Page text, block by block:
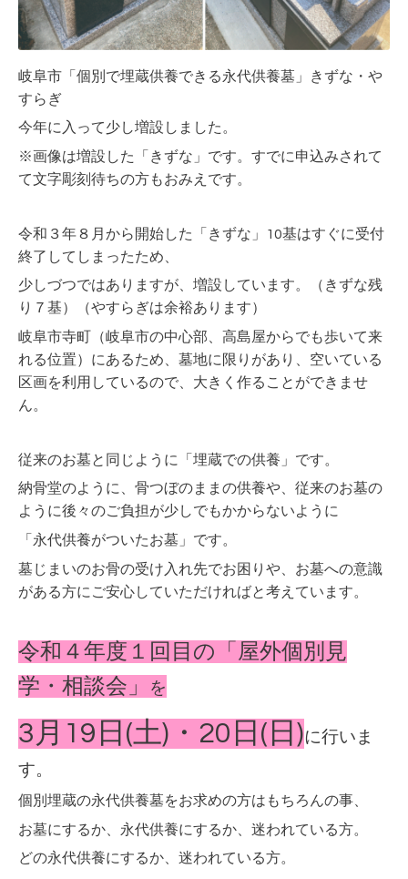
岐阜市「個別で埋蔵供養できる永代供養墓」きずな・や
すらぎ
今年に入って少し増設しました。
※画像は増設した「きずな」です。すでに申込みされて
て文字彫刻待ちの方もおみえです。
令和３年８月から開始した「きずな」10基はすぐに受付
終了してしまったため、
少しづつではありますが、増設しています。（きずな残
り７基）（やすらぎは余裕あります）
岐阜市寺町（岐阜市の中心部、高島屋からでも歩いて来
れる位置）にあるため、墓地に限りがあり、空いている
区画を利用しているので、大きく作ることができませ
ん。
従来のお墓と同じように「埋蔵での供養」です。
納骨堂のように、骨つぼのままの供養や、従来のお墓の
ように後々のご負担が少しでもかからないように
「永代供養がついたお墓」です。
墓じまいのお骨の受け入れ先でお困りや、お墓への意識
がある方にご安心していただければと考えています。
令和４年度１回目の「屋外個別見
学・相談会」
を
3月19日(土)・20日(日)に行いま
す。
個別埋蔵の永代供養墓をお求めの方はもちろんの事、
お墓にするか、永代供養にするか、迷われている方。
どの永代供養にするか、迷われている方。